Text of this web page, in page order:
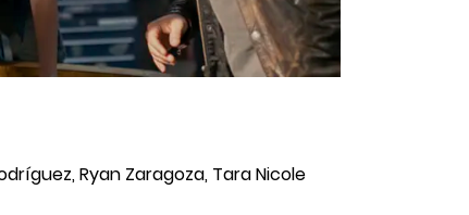
Ryan Zaragoza, Tara Nicole